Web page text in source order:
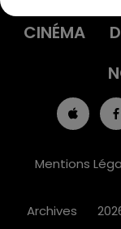
CINÉMA
Mentions
Archives